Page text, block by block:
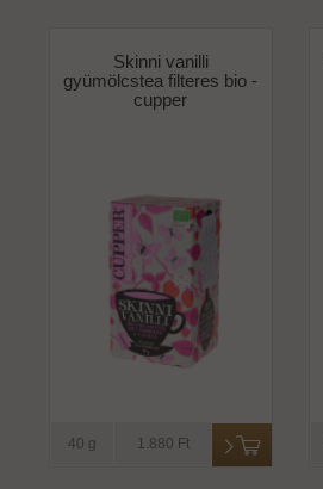
Skinni vanilli
gyümölcstea filteres bio -
cupper
40 g 1.880 Ft